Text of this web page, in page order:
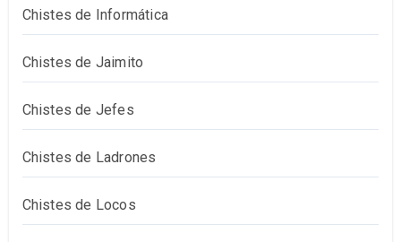
Chistes de Informática
Chistes de Jaimito
Chistes de Jefes
Chistes de Ladrones
Chistes de Locos